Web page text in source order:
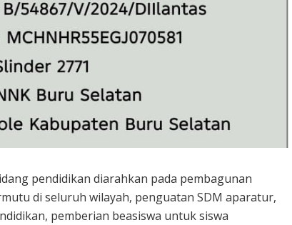
pendidikan diarahkan pada pembagunan
di seluruh wilayah, penguatan SDM aparatur,
pemberian beasiswa untuk siswa